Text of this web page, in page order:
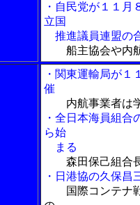
・自民党が１１
立国
推進議員連盟の
船主協会や内
・関東運輸局が１
催
内航事業者は
・全日本海員組
ら始
まる
森田保己組合
・日港協の久保昌
国際コンテナ